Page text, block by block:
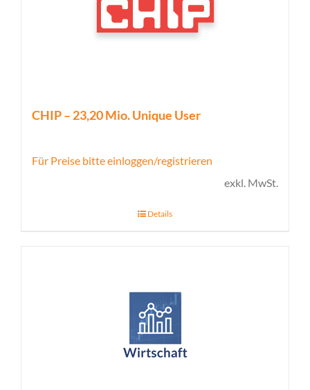
CHIP – 23,20 Mio. Unique User
Für Preise bitte einloggen/registrieren
exkl. MwSt.
Details